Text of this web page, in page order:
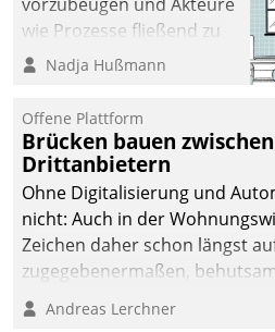
wie Prozesse fließend zu
vernetzen, nutzt die
Jahresbeginn eine
Überblick, Einsicht und
Eingriff bietende Lösung.
Zur Entwicklung setzte
man auf
Cloudtechnologie,
bewährte und Startup-
agile Projektmethoden.
Nadja Hußmann
Offene Plattform
Brücken bauen
Drittanbietern
Ohne Digitalisierung und
nicht: Auch in der
Zeichen daher schon längst
zugegebenermaßen,
Branchen.
Andreas Lerchner